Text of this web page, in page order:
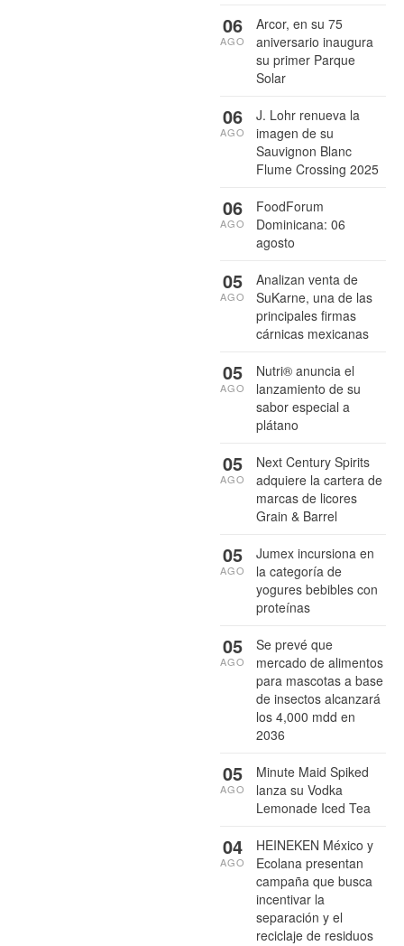
Arcor, en su 75
aniversario inaugura
su primer Parque
Solar
06
AGO
J. Lohr renueva la
imagen de su
Sauvignon Blanc
Flume Crossing 2025
06
AGO
FoodForum
Dominicana: 06
agosto
06
AGO
Analizan venta de
SuKarne, una de las
principales firmas
cárnicas mexicanas
05
AGO
Nutri® anuncia el
lanzamiento de su
sabor especial a
plátano
05
AGO
Next Century Spirits
adquiere la cartera de
marcas de licores
Grain & Barrel
05
AGO
Jumex incursiona en
la categoría de
yogures bebibles con
proteínas
05
AGO
Se prevé que
mercado de alimentos
para mascotas a base
de insectos alcanzará
los 4,000 mdd en
2036
05
AGO
Minute Maid Spiked
lanza su Vodka
Lemonade Iced Tea
05
AGO
HEINEKEN México y
Ecolana presentan
campaña que busca
incentivar la
separación y el
reciclaje de residuos
04
AGO